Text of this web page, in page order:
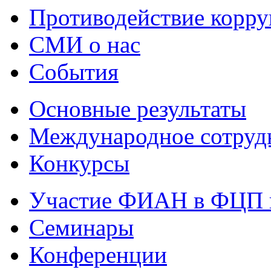
Противодействие
СМИ о нас
События
Основные результаты
Международное
Конкурсы
Участие ФИАН в ФЦП
Семинары
Конференции